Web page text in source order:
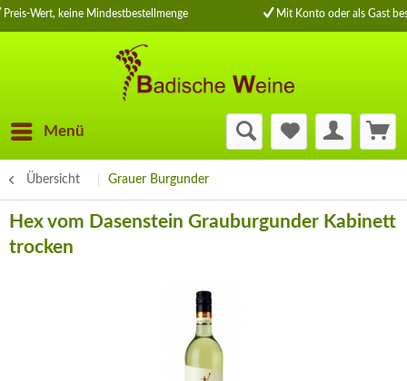
Preis-Wert, keine Mindestbestellmenge Mit Konto oder als Gast
Menü
Übersicht Grauer Burgunder
Hex vom Dasenstein Grauburgunder Kabinett
trocken